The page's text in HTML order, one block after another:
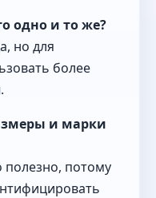
одно и то же?
но для
более
и марки
полезно, потому